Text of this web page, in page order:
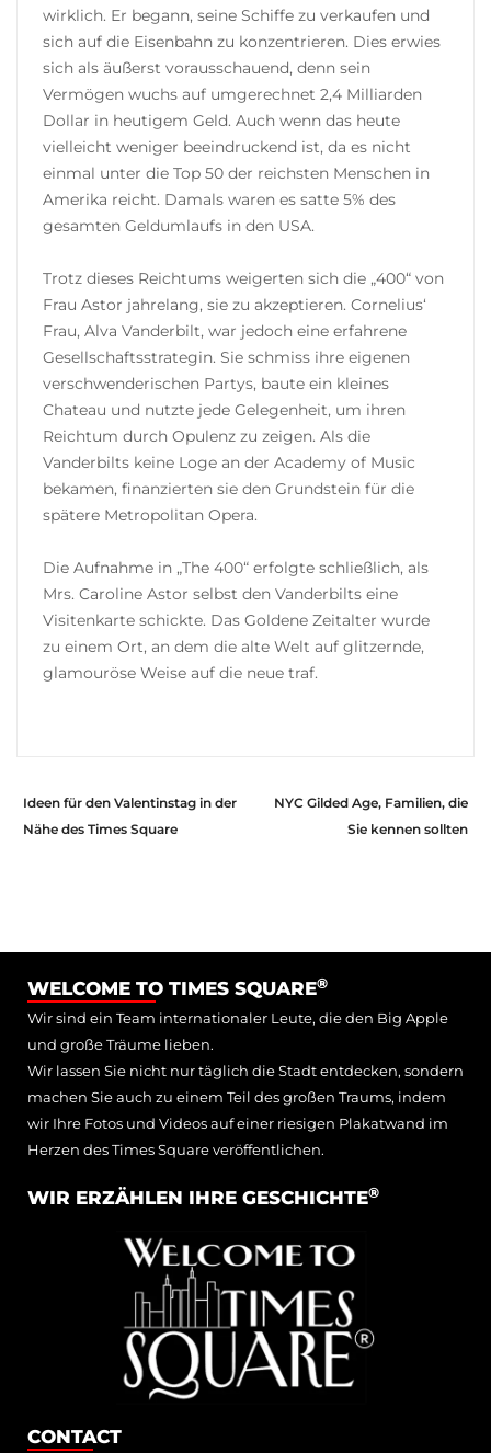
wirklich. Er begann, seine Schiffe zu verkaufen und
sich auf die Eisenbahn zu konzentrieren. Dies erwies
sich als äußerst vorausschauend, denn sein
Vermögen wuchs auf umgerechnet 2,4 Milliarden
Dollar in heutigem Geld. Auch wenn das heute
vielleicht weniger beeindruckend ist, da es nicht
einmal unter die Top 50 der reichsten Menschen in
Amerika reicht. Damals waren es satte 5% des
gesamten Geldumlaufs in den USA.
Trotz dieses Reichtums weigerten sich die „400“ von
Frau Astor jahrelang, sie zu akzeptieren. Cornelius‘
Frau, Alva Vanderbilt, war jedoch eine erfahrene
Gesellschaftsstrategin. Sie schmiss ihre eigenen
verschwenderischen Partys, baute ein kleines
Chateau und nutzte jede Gelegenheit, um ihren
Reichtum durch Opulenz zu zeigen. Als die
Vanderbilts keine Loge an der Academy of Music
bekamen, finanzierten sie den Grundstein für die
spätere Metropolitan Opera.
Die Aufnahme in „The 400“ erfolgte schließlich, als
Mrs. Caroline Astor selbst den Vanderbilts eine
Visitenkarte schickte. Das Goldene Zeitalter wurde
zu einem Ort, an dem die alte Welt auf glitzernde,
glamouröse Weise auf die neue traf.
Ideen für den Valentinstag in der
Nähe des Times Square
NYC Gilded Age, Familien, die
Sie kennen sollten
WELCOME TO TIMES SQUARE®
Wir sind ein Team internationaler Leute, die den Big Apple
und große Träume lieben.
Wir lassen Sie nicht nur täglich die Stadt entdecken, sondern
machen Sie auch zu einem Teil des großen Traums, indem
wir Ihre Fotos und Videos auf einer riesigen Plakatwand im
Herzen des Times Square veröffentlichen.
WIR ERZÄHLEN IHRE GESCHICHTE®
CONTACT